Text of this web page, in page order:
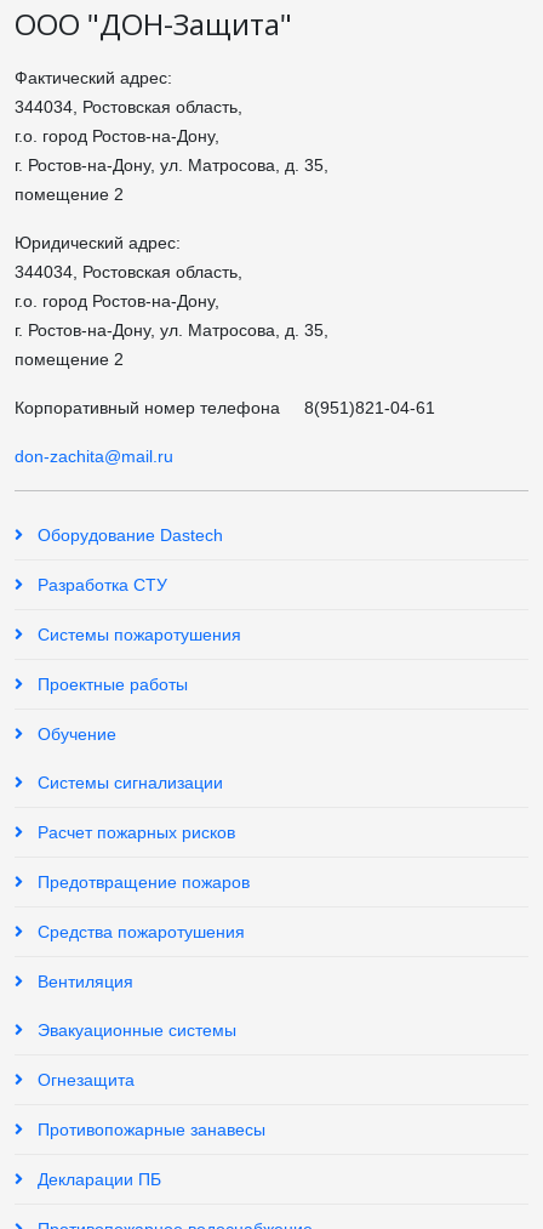
ООО "ДОН-Защита"
Фактический адрес:
344034, Ростовская область,
г.о. город Ростов-на-Дону,
г. Ростов-на-Дону, ул. Матросова, д. 35,
помещение 2
Юридический адрес:
344034, Ростовская область,
г.о. город Ростов-на-Дону,
г. Ростов-на-Дону, ул. Матросова, д. 35,
помещение 2
Корпоративный номер телефона 8(951)821-04-61
don-zachita@mail.ru
Оборудование Dastech
Разработка СТУ
Системы пожаротушения
Проектные работы
Обучение
Системы сигнализации
Расчет пожарных рисков
Предотвращение пожаров
Средства пожаротушения
Вентиляция
Эвакуационные системы
Огнезащита
Противопожарные занавесы
Декларации ПБ